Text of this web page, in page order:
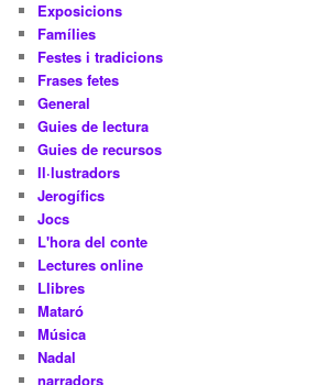
Exposicions
Famílies
Festes i tradicions
Frases fetes
General
Guies de lectura
Guies de recursos
Il·lustradors
Jerogífics
Jocs
L'hora del conte
Lectures online
Llibres
Mataró
Música
Nadal
narradors